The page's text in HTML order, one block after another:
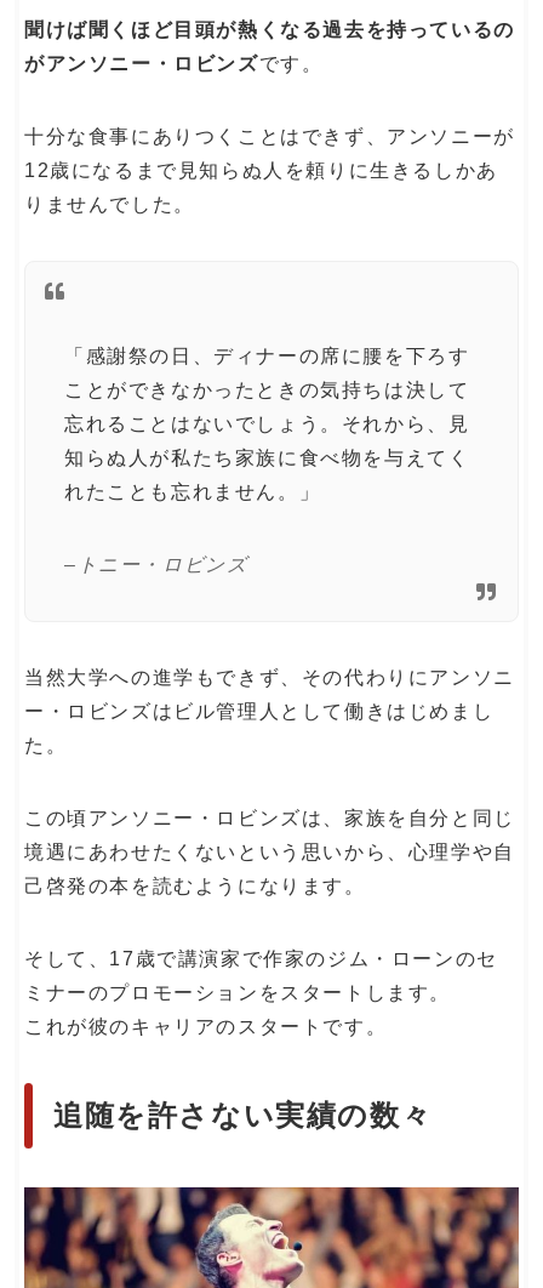
聞けば聞くほど目頭が熱くなる過去を持っているの
がアンソニー・ロビンズです。
十分な食事にありつくことはできず、アンソニーが
12歳になるまで見知らぬ人を頼りに生きるしかあ
りませんでした。
「感謝祭の日、ディナーの席に腰を下ろす
ことができなかったときの気持ちは決して
忘れることはないでしょう。それから、見
知らぬ人が私たち家族に食べ物を与えてく
れたことも忘れません。」
–トニー・ロビンズ
当然大学への進学もできず、その代わりにアンソニ
ー・ロビンズはビル管理人として働きはじめまし
た。
この頃アンソニー・ロビンズは、家族を自分と同じ
境遇にあわせたくないという思いから、心理学や自
己啓発の本を読むようになります。
そして、17歳で講演家で作家のジム・ローンのセ
ミナーのプロモーションをスタートします。
これが彼のキャリアのスタートです。
追随を許さない実績の数々